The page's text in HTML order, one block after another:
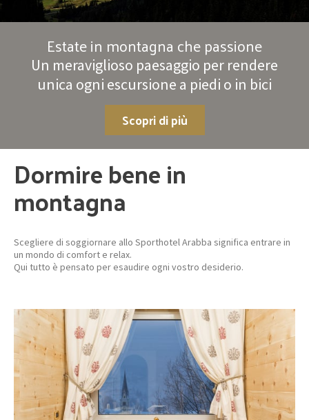
Estate in montagna che passione
Un meraviglioso paesaggio per rendere
unica ogni escursione a piedi o in bici
Scopri di più
Dormire bene in
montagna
Scegliere di soggiornare allo Sporthotel Arabba significa entrare in
un mondo di comfort e relax.
Qui tutto è pensato per esaudire ogni vostro desiderio.